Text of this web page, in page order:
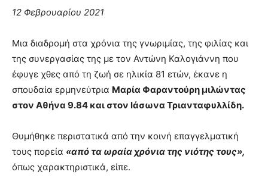
12 Φεβρουαρίου 2021
Μια διαδρομή στα χρόνια της γνωριμίας, της φιλίας και
της συνεργασίας της με τον Αντώνη Καλογιάννη που
έφυγε χθες από τη ζωή σε ηλικία 81 ετών, έκανε η
σπουδαία ερμηνεύτρια Μαρία Φαραντούρη μιλώντας
στον Αθήνα 9.84 και στον Ιάσωνα Τριανταφυλλίδη.
Θυμήθηκε περιστατικά από την κοινή επαγγελματική
τους πορεία «από τα ωραία χρόνια της νιότης τους»,
όπως χαρακτηριστικά, είπε.